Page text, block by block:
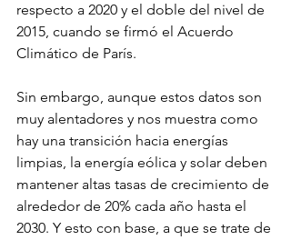
respecto a 2020 y el doble del nivel de
2015, cuando se firmó el Acuerdo
Climático de París.
Sin embargo, aunque estos datos son
muy alentadores y nos muestra como
hay una transición hacia energías
limpias, la energía eólica y solar deben
mantener altas tasas de crecimiento de
alrededor de 20% cada año hasta el
2030. Y esto con base, a que se trate de